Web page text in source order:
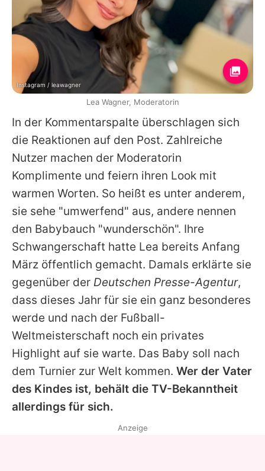
In der Kommentarspalte überschlagen sich
die Reaktionen auf den Post. Zahlreiche
Nutzer machen der Moderatorin
Komplimente und feiern ihren Look mit
warmen Worten. So heißt es unter anderem,
sie sehe "umwerfend" aus, andere nennen
den Babybauch "wunderschön". Ihre
Schwangerschaft hatte Lea bereits Anfang
März öffentlich gemacht. Damals erklärte sie
gegenüber der Deutschen Presse-Agentur,
dass dieses Jahr für sie ein ganz besonderes
werde und nach der Fußball-
Weltmeisterschaft noch ein privates
Highlight auf sie warte. Das Baby soll nach
dem Turnier zur Welt kommen. Wer der Vater
des Kindes ist, behält die TV-Bekanntheit
allerdings für sich.
Instagram / leawagner
Lea Wagner, Moderatorin
Anzeige